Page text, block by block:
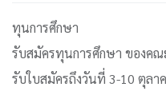
ทุนการศึกษา
รับสมัครทุนการศึกษา ของค
รับใบสมัครถึงวันที่ 3-10 ตุลา